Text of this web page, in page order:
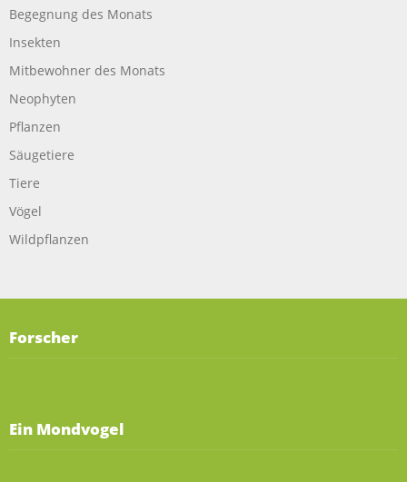
Begegnung des Monats
Insekten
Mitbewohner des Monats
Neophyten
Pflanzen
Säugetiere
Tiere
Vögel
Wildpflanzen
Forscher
Ein Mondvogel